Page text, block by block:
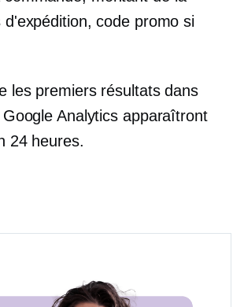
code promo si
les premiers résultats dans
Analytics apparaîtront
24 heures.